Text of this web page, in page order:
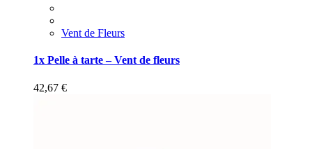
Vent de Fleurs
1x Pelle à tarte – Vent de fleurs
42,67 €